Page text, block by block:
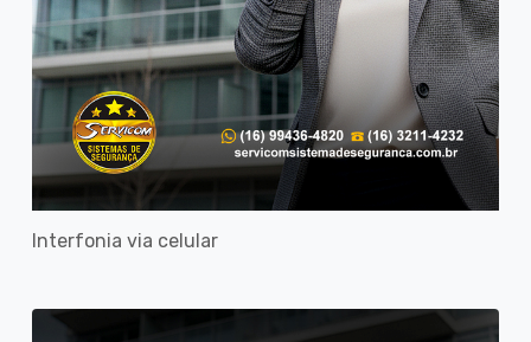
Interfonia via celular